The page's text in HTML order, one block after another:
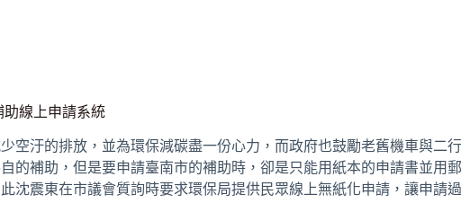
助線上申請系統
空汙的排放，並為環保減碳盡一份心力，而政府也鼓勵老舊機車與二
的補助，但是要申請臺南市的補助時，卻是只能用紙本的申請書並用
沈震東在市議會質詢時要求環保局提供民眾線上無紙化申請，讓申請